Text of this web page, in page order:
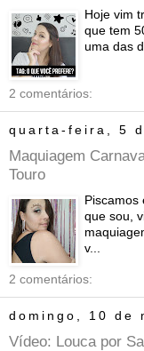
Hoje vim
que tem
uma das
2 comentários:
quarta-feira, 5
Maquiagem
Touro
Piscamos
que sou,
v...
2 comentários:
domingo, 10 de
Vídeo: Louca por